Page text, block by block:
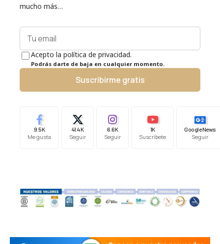
mucho más…
Acepto la política de privacidad.
Podrás darte de baja en cualquier momento.
Suscribirme gratis
9.5K
Me gusta
41.4K
Seguir
6.6K
Seguir
1K
Suscríbete
Google News
Seguir